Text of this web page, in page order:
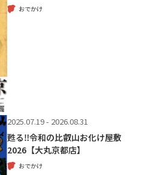
おでかけ
2025.07.19 - 2026.08.31
甦る‼令和の比叡山お化け屋敷
2026【大丸京都店】
おでかけ